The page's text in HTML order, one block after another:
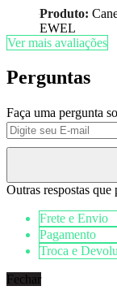
Produto:
EWEL
Ver mais avaliações
Perguntas
Faça uma pergunta
Outras respostas que
Frete e Envio
Pagamento
Troca e
Fechar